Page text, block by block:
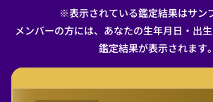
※表示されている鑑定結果はサン
メンバーの方には、あなたの生年月日・出
鑑定結果が表示されます。